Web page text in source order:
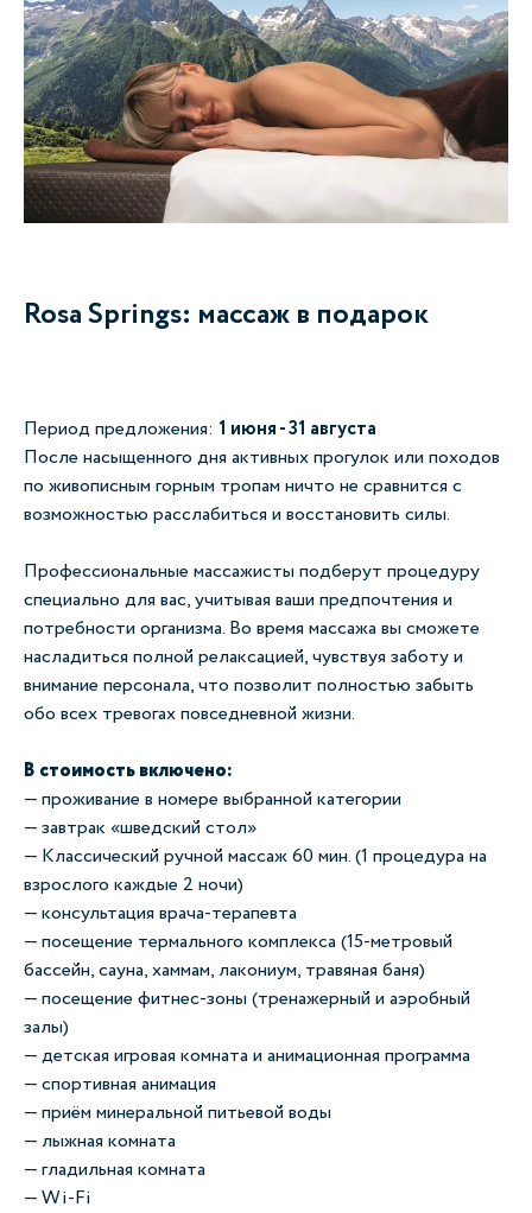
Rosa Springs: массаж в подарок
Период предложения: 1 июня - 31 августа
После насыщенного дня активных прогулок или походов
по живописным горным тропам ничто не сравнится с
возможностью расслабиться и восстановить силы.
Профессиональные массажисты подберут процедуру
специально для вас, учитывая ваши предпочтения и
потребности организма. Во время массажа вы сможете
насладиться полной релаксацией, чувствуя заботу и
внимание персонала, что позволит полностью забыть
обо всех тревогах повседневной жизни.
В стоимость включено:
— проживание в номере выбранной категории
— завтрак «шведский стол»
— Классический ручной массаж 60 мин. (1 процедура на
взрослого каждые 2 ночи)
— консультация врача-терапевта
— посещение термального комплекса (15-метровый
бассейн, сауна, хаммам, лакониум, травяная баня)
— посещение фитнес-зоны (тренажерный и аэробный
залы)
— детская игровая комната и анимационная программа
— спортивная анимация
— приём минеральной питьевой воды
— лыжная комната
— гладильная комната
— Wi-Fi